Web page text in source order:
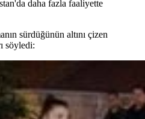
daha fazla faaliyette
sürdüğünün altını çizen
söyledi: